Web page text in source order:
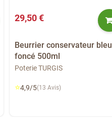
29,50 €
Beurrier conservateur bleu
foncé 500ml
Poterie TURGIS
⭐4,9/5(13 Avis)